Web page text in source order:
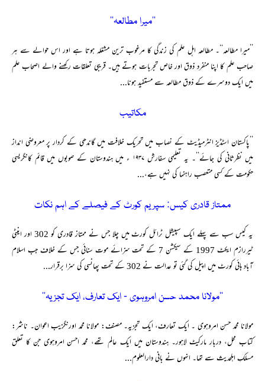
’’میرا مطالعہ‘‘
’’میرا مطالعہ‘‘۔ مطالعہ اہل علم کی زندگی کا مرغوب ترین مشغلہ ہوتا ہے اور اس حوالے سے ہر
صاحب علم کا اپنا منفرد ذوق اور خاص تجربات ہوتے ہیں۔ قریبی تعلقات رکھنے والے اصحاب علم
میں ایک دوسرے کے ذوق مطالعہ سے مستفید ہونا...
مکاتیب
’’پاکستان اسٹڈیز انٹرمیڈیٹ کے نصاب میں تحریک خلافت میں گاندھی کے کردار پر معروضی انداز
میں نظرثانی کی جائے’’۔ یہ تعلیمی سفارش ۱۹۳۷ ء میں ہندوستان کے صوبوں میں قائم کانگریسی
حکومت کے کسی متعصب راہنما کی نہیں ہے،...
ممتاز قادری کیس: سپریم کورٹ کے فیصلے کے اہم نکات
یہ کیس سب سے پہلے ایک سپیشل ٹرائل کورٹ میں چلا جس نے ممتاز قادری کو 302 اور اینٹی
ٹیررازم ایکٹ 1997 کے سیکشن 7 کے تحت سزائے موت سنائی جس کے خلاف جب اسلام
آباد ہائی کورٹ میں اپیل کی گئی تو عدالت نے 302 کے تحت پھانسی کی سزا برقرار...
’’مولانا محمد حسن امروہوی ۔ ایک تعارف، ایک تجزیہ‘‘
مولانا محمد حسن امروہوی ۔ ایک تعارف، ایک تجزیہ۔ مصنف: مولانا محمد اورنگزیب اعوان۔ ناشر:
کتاب محل، دربار مارکیٹ لاہور۔ ہندوستان میں ایک عالم تھے، محمد احسن امروہوی جن کا تعلق
مسلکِ اہلحدیث سے تھا۔ انہوں نے بانی دارالعلوم...